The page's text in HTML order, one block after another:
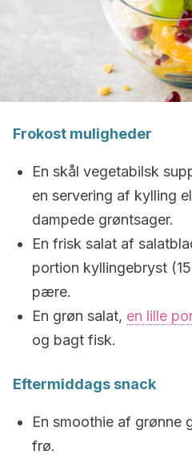
Frokost muligheder
En skål vegetabilsk
en servering af kylling
dampede grøntsager.
En frisk salat af
portion kyllingebryst
pære.
En grøn salat, en lille
og bagt fisk.
Eftermiddags snack
En smoothie af grønne
frø.